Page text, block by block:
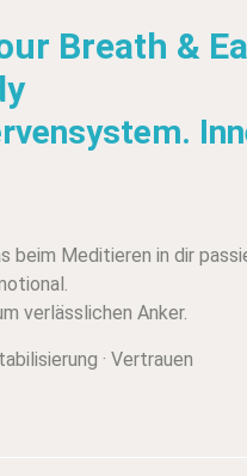
Breath &
beim Meditieren in dir
verlässlichen Anker.
· Vertrauen